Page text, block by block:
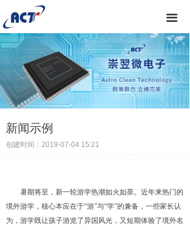
끀
新闻示例
创建时间： 2019-07-04 15:21
暑期将至，新一轮游学热潮如火如荼。近年来热门的
境外游学，核心本应在于“游”与“学”的兼备，一些家长认
为，游学既让孩子游览了异国风光，又短期体验了境外名